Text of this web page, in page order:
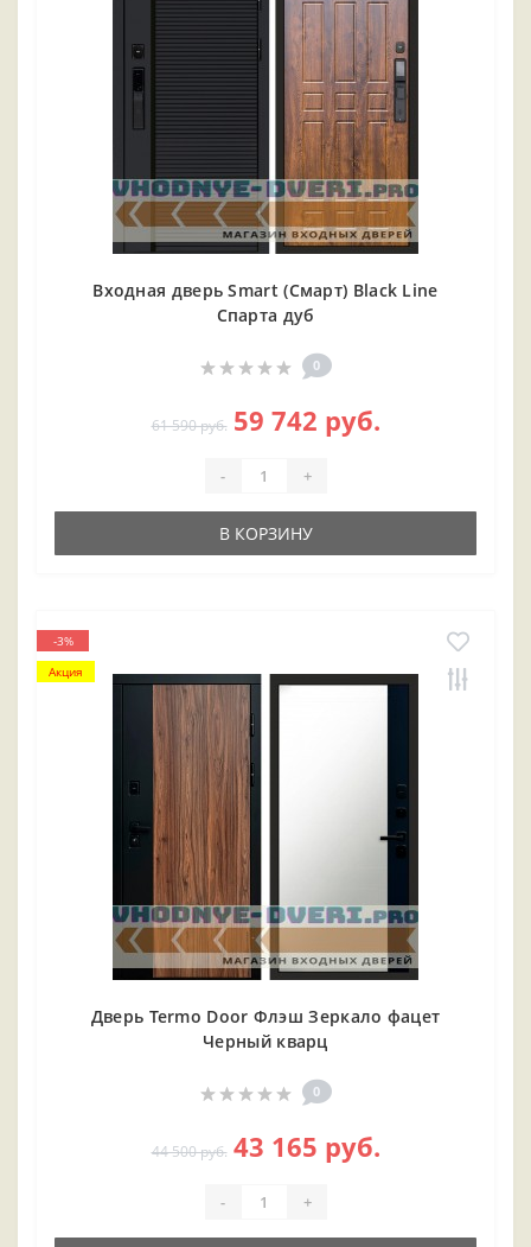
Входная дверь Smart (Смарт) Black Line
Спарта дуб
0
61 590 руб. 59 742 руб.
- +
В КОРЗИНУ
-3%
Акция
Дверь Termo Door Флэш Зеркало фацет
Черный кварц
0
44 500 руб. 43 165 руб.
- +